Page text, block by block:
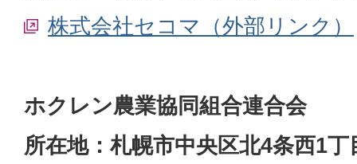
株式会社セコマ（外部リンク）
ホクレン農業協同組合連合会
所在地：札幌市中央区北4条西1